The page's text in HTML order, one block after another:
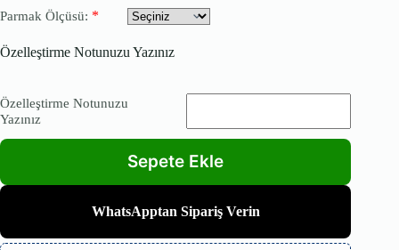
Parmak Ölçüsü: *
Özelleştirme Notunuzu Yazınız
Özelleştirme Notunuzu
Yazınız
WhatsApptan Sipariş Verin